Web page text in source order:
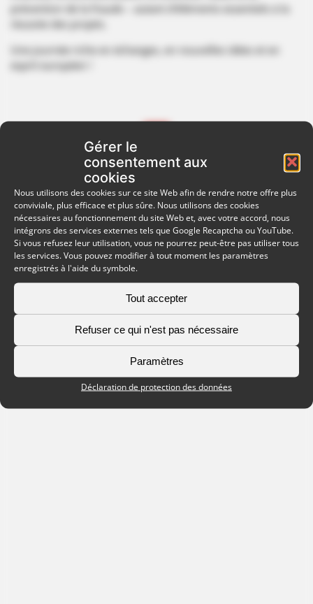
Gérer le
consentement aux
cookies
Nous utilisons des cookies sur ce site Web afin de rendre notre offre plus
conviviale, plus efficace et plus sûre. Nous utilisons des cookies
nécessaires au fonctionnement du site Web et, avec votre accord, nous
intégrons des services externes tels que Google Recaptcha ou YouTube.
Si vous refusez leur utilisation, vous ne pourrez peut-être pas utiliser tous
les services. Vous pouvez modifier à tout moment les paramètres
enregistrés à l'aide du symbole.
Tout accepter
Refuser ce qui n'est pas nécessaire
Paramètres
Déclaration de protection des données
prévention de la fraude – autant d’éléments essentiels à la
réussite des projets.
Une journée riche en échanges, en nouvelles idées et en
esprit européen !